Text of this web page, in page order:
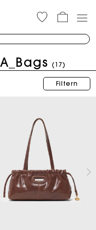
(17)
Filtern